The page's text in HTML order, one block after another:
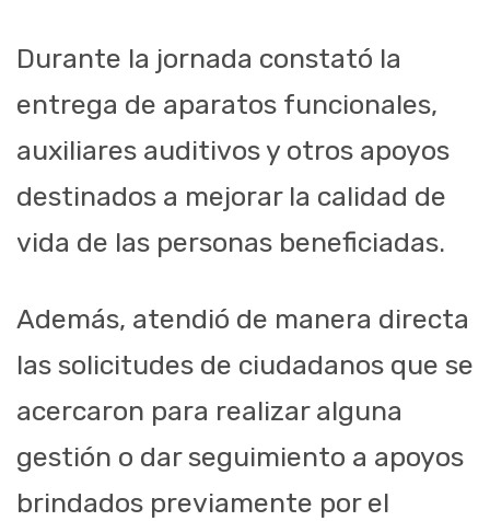
Durante la jornada constató la
entrega de aparatos funcionales,
auxiliares auditivos y otros apoyos
destinados a mejorar la calidad de
vida de las personas beneficiadas.
Además, atendió de manera directa
las solicitudes de ciudadanos que se
acercaron para realizar alguna
gestión o dar seguimiento a apoyos
brindados previamente por el